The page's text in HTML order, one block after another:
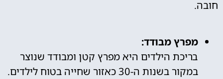
חובה.
מפרץ מבודד:
בריכת הילדים היא מפרץ קטן ומבודד שנוצר
במקור בשנות ה-30 כאזור שחייה בטוח לילדים.